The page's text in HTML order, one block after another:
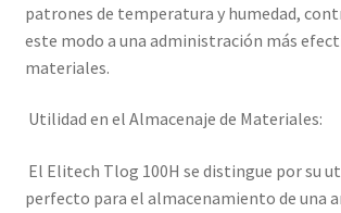
patrones de temperatura y humedad,
este modo a una administración más
materiales.
Utilidad en el Almacenaje de Materiales:
El Elitech Tlog 100H se distingue por su
perfecto para el almacenamiento de una